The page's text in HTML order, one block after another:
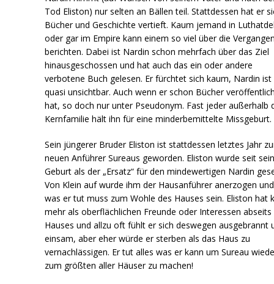
Tod Eliston) nur selten an Bällen teil. Stattdessen hat er
Bücher und Geschichte vertieft. Kaum jemand in
oder gar im Empire kann einem so viel über die
berichten. Dabei ist Nardin schon mehrfach über das Ziel
hinausgeschossen und hat auch das ein oder andere
verbotene Buch gelesen. Er fürchtet sich kaum, Nardin ist
quasi unsichtbar. Auch wenn er schon Bücher
hat, so doch nur unter Pseudonym. Fast jeder außerhalb
Kernfamilie hält ihn für eine minderbemittelte Missgeburt.
Sein jüngerer Bruder Eliston ist stattdessen letztes Jahr
neuen Anführer Sureaus geworden. Eliston wurde seit
Geburt als der „Ersatz“ für den mindewertigen Nardin
Von Klein auf wurde ihm der Hausanführer anerzogen
was er tut muss zum Wohle des Hauses sein. Eliston hat
mehr als oberflächlichen Freunde oder Interessen abseits
Hauses und allzu oft fühlt er sich deswegen ausgebrannt
einsam, aber eher würde er sterben als das Haus zu
vernachlässigen. Er tut alles was er kann um Sureau
zum größten aller Häuser zu machen!